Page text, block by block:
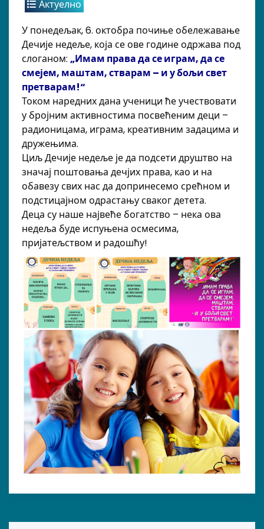
Актуелно
У понедељак, 6. октобра почиње обележавање
Дечије недеље, која се ове године одржава под
слоганом: „Имам права да се играм, да се
смејем, маштам, стварам – и у бољи свет
претварам!“
Током наредних дана ученици ће учествовати
у бројним активностима посвећеним деци –
радионицама, играма, креативним задацима и
дружењима.
Циљ Дечије недеље је да подсети друштво на
значај поштовања дечјих права, као и на
обавезу свих нас да допринесемо срећном и
подстицајном одрастању сваког детета.
Деца су наше највеће богатство – нека ова
недеља буде испуњена осмесима,
пријатељством и радошћу!